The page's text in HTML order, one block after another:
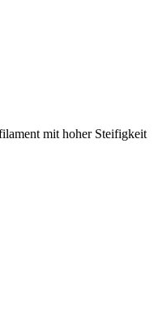
mit hoher Steifigkeit